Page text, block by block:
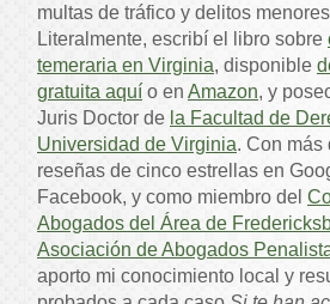
multas de tráfico y delitos
Literalmente, escribí el libro sobre
temeraria en Virginia, disponible
gratuita aquí o en Amazon, y
Juris Doctor de la Facultad de
Universidad de Virginia. Con más
reseñas de cinco estrellas en
Facebook, y como miembro del
Abogados del Área de
Asociación de Abogados
aporto mi conocimiento local y